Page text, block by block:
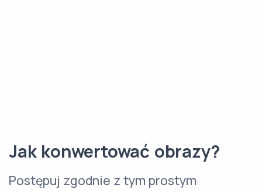
Jak konwertować obrazy?
Postępuj zgodnie z tym prostym